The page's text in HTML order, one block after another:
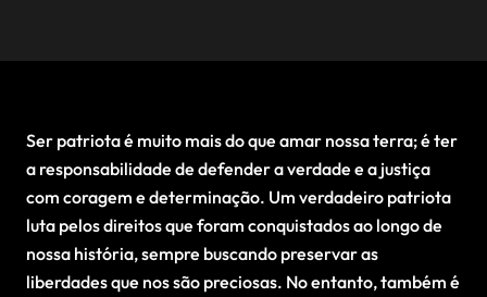
Ser patriota é muito mais do que amar nossa terra; é ter
a responsabilidade de defender a verdade e a justiça
com coragem e determinação. Um verdadeiro patriota
luta pelos direitos que foram conquistados ao longo de
nossa história, sempre buscando preservar as
liberdades que nos são preciosas. No entanto, também é